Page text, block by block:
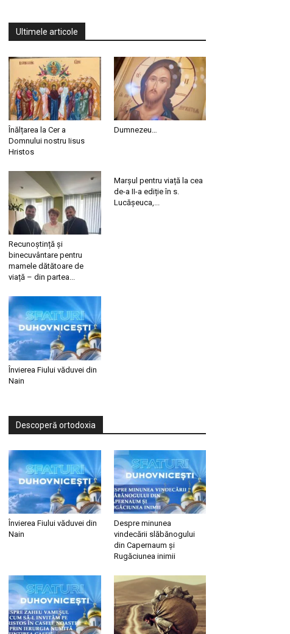
Ultimele articole
Înălțarea la Cer a
Domnului nostru Iisus
Hristos
Dumnezeu…
Recunoștință și
binecuvântare pentru
mamele dătătoare de
viață – din partea...
Marșul pentru viață la cea
de-a II-a ediție în s.
Lucășeuca,...
Învierea Fiului văduvei din
Nain
Descoperă ortodoxia
Învierea Fiului văduvei din
Nain
Despre minunea
vindecării slăbănogului
din Capernaum și
Rugăciunea inimii